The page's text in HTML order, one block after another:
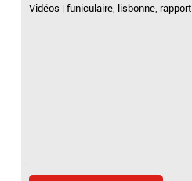
Vidéos |funiculaire, lisbonne, rapport